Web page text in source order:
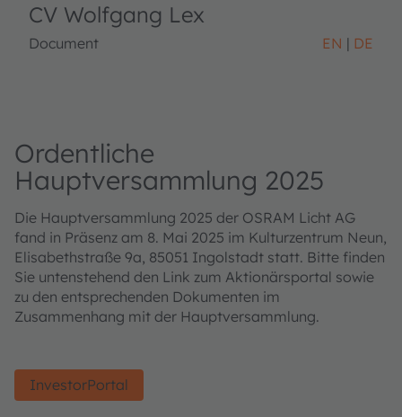
CV Wolfgang Lex
Document EN DE
Ordentliche
Hauptversammlung 2025
Die Hauptversammlung 2025 der OSRAM Licht AG
fand in Präsenz am 8. Mai 2025 im Kulturzentrum Neun,
Elisabethstraße 9a, 85051 Ingolstadt statt. Bitte finden
Sie untenstehend den Link zum Aktionärsportal sowie
zu den entsprechenden Dokumenten im
Zusammenhang mit der Hauptversammlung.
InvestorPortal